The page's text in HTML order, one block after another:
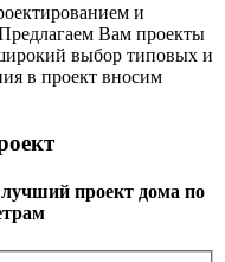
и
Вам проекты
выбор типовых и
в проект вносим
проект дома по